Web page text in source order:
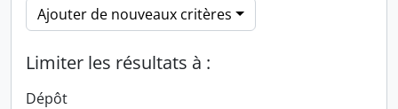
Ajouter de nouveaux critères
Limiter les résultats à :
Dépôt